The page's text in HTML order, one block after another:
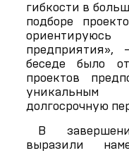
гибкости в
подборе
беседе было
проектов
долгосрочную
В
выразили